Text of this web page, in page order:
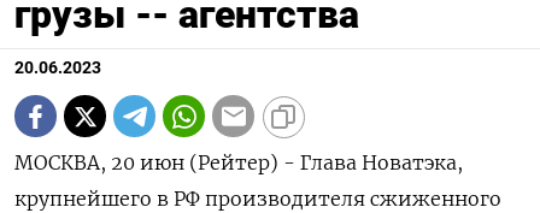
грузы -- агентства
20.06.2023
МОСКВА, 20 июн (Рейтер) - Глава Новатэка,
крупнейшего в РФ производителя сжиженного